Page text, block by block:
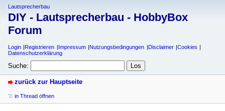
Lautsprecherbau
DIY - Lautsprecherbau - HobbyBox
Forum
Login Registrieren Impressum Nutzungsbedingungen Disclaimer
Cookies
Datenschutzerklärung
Suche:
zurück zur Hauptseite
in Thread öffnen